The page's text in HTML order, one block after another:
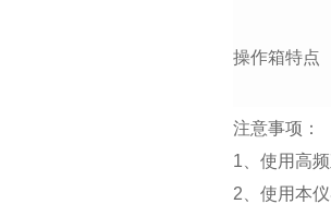
操作箱特点
注意事项：
1、使用高
2、使用本